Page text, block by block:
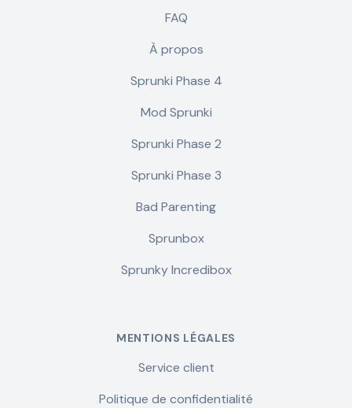
FAQ
À propos
Sprunki Phase 4
Mod Sprunki
Sprunki Phase 2
Sprunki Phase 3
Bad Parenting
Sprunbox
Sprunky Incredibox
MENTIONS LÉGALES
Service client
Politique de confidentialité